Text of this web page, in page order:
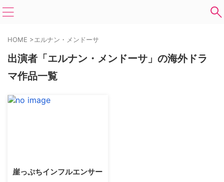
HOME >エルナン・メンドーサ
出演者「エルナン・メンドーサ」の海外ドラ
マ作品一覧
崖っぷちインフルエンサー